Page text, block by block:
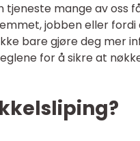
tjeneste mange av oss
jobben eller
bare gjøre deg mer
for å sikre at